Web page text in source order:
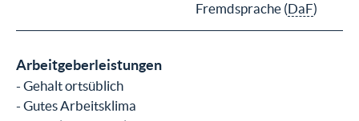
Fremdsprache (DaF)
Arbeitgeberleistungen
- Gehalt ortsüblich
- Gutes Arbeitsklima